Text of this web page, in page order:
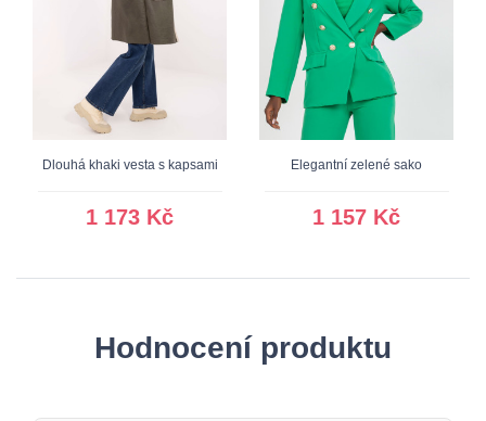
Dlouhá khaki vesta s kapsami
1 173 Kč
Elegantní zelené sako
1 157 Kč
Hodnocení produktu